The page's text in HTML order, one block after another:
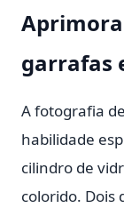
garrafas
A fotografia
habilidade
cilindro de
colorido. Dois